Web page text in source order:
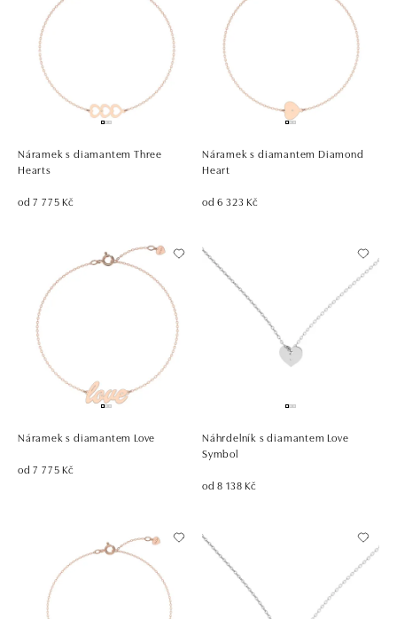
Náramek s diamantem Three
Hearts
od 7 775 Kč
Náramek s diamantem Diamond
Heart
od 6 323 Kč
Náramek s diamantem Love
od 7 775 Kč
Náhrdelník s diamantem Love
Symbol
od 8 138 Kč